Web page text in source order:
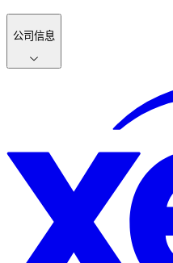
公司信息